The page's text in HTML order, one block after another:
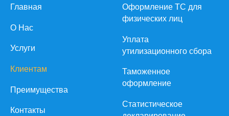
Главная
О Нас
Услуги
Клиентам
Преимущества
Контакты
Оформление ТС для
физических лиц
Уплата
утилизационного сбора
Таможенное
оформление
Статистическое